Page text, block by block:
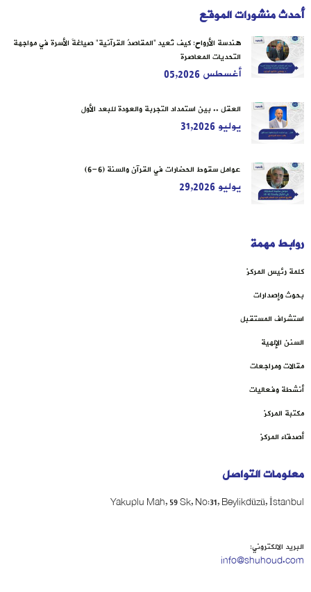
أحدث منشورات الموقع
هندسة الأرواح: كيف تُعيد “المقاصدُ القرآنية” صياغةَ الأسرة في مواجهة
التحديات المعاصرة
أغسطس 05,2026
العقل .. بين استمداد التجربة والعودة للبعد الأول
يوليو 31,2026
عوامل سقوط الحضارات في القرآن والسنة (6-6)
يوليو 29,2026
روابط مهمة
كلمة رئيس المركز
بحوث وإصدارات
استشراف المستقبل
السنن الإلهية
مقالات ومراجعات
أنشطة وفعاليات
مكتبة المركز
أصدقاء المركز
معلومات التواصل
Yakuplu Mah, 59 Sk, No:31, Beylikdüzü, İstanbul
البريد الالكتروني:
info@shuhoud.com